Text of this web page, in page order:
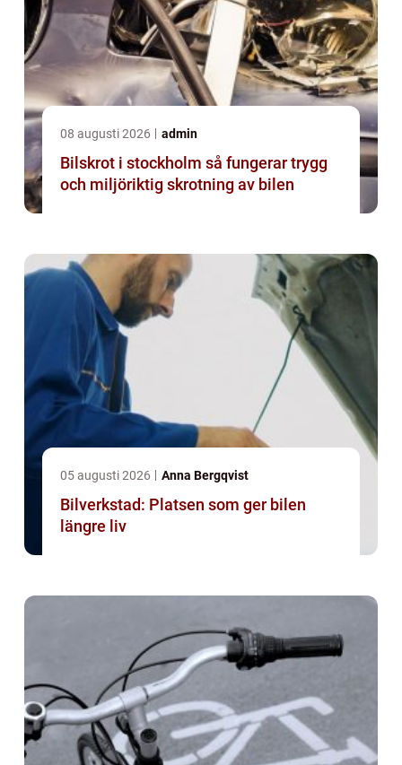
08 augusti 2026 admin
Bilskrot i stockholm så fungerar trygg
och miljöriktig skrotning av bilen
05 augusti 2026 Anna Bergqvist
Bilverkstad: Platsen som ger bilen
längre liv